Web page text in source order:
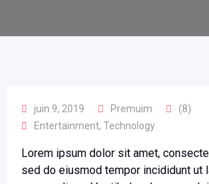
juin 9, 2019 Premuim
(8)
Entertainment, Technology
Lorem ipsum dolor sit amet,
sed do eiusmod tempor incididunt ut